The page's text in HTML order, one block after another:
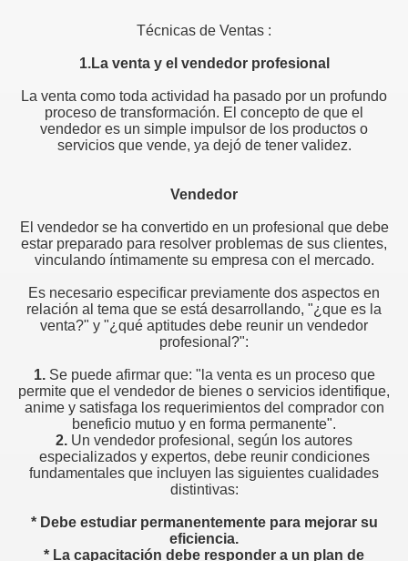
Técnicas de Ventas :
1.La venta y el vendedor profesional
La venta como toda actividad ha pasado por un profundo
proceso de transformación. El concepto de que el
vendedor es un simple impulsor de los productos o
servicios que vende, ya dejó de tener validez.
Vendedor
El vendedor se ha convertido en un profesional que debe
estar preparado para resolver problemas de sus clientes,
vinculando íntimamente su empresa con el mercado.
Es necesario especificar previamente dos aspectos en
relación al tema que se está desarrollando, "¿que es la
venta?" y "¿qué aptitudes debe reunir un vendedor
profesional?":
1.Se puede afirmar que: "la venta es un proceso que
permite que el vendedor de bienes o servicios identifique,
anime y satisfaga los requerimientos del comprador con
beneficio mutuo y en forma permanente".
2. Un vendedor profesional, según los autores
especializados y expertos, debe reunir condiciones
fundamentales que incluyen las siguientes cualidades
distintivas:
*Debe estudiar permanentemente para mejorar su
eficiencia.
* La capacitación debe responder a un plan de
de otros